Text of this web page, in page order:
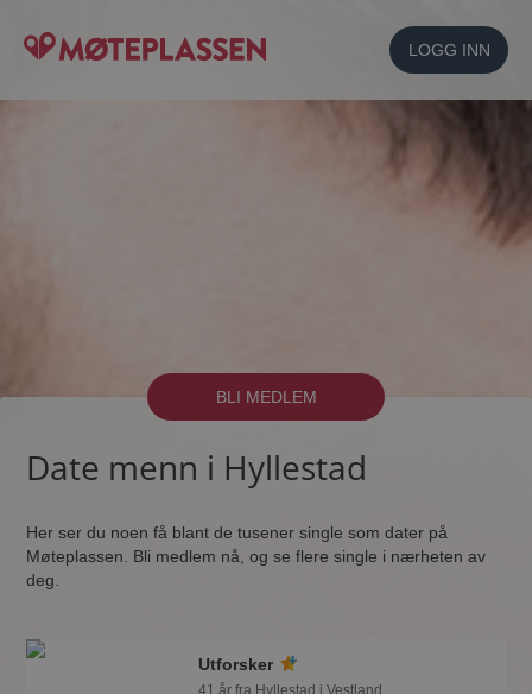
LOGG INN
BLI MEDLEM
Date menn i Hyllestad
Her ser du noen få blant de tusener single som dater på
Møteplassen. Bli medlem nå, og se flere single i nærheten av
deg.
Utforsker
41 år fra Hyllestad i Vestland